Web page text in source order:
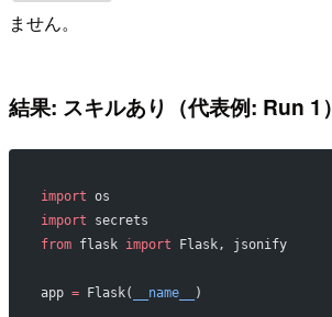
ません。
結果: スキルあり（代表例: Run 1）
import os
import secrets
from flask import Flask, jsonify
app = Flask( __name__ )